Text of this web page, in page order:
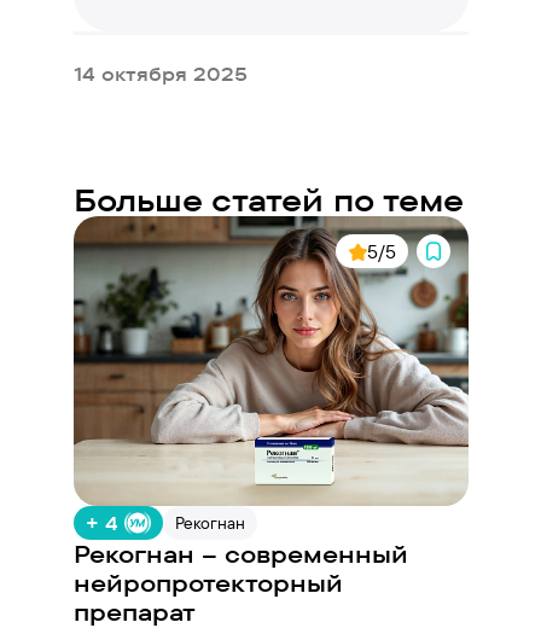
14 октября 2025
Больше статей по теме
5/5
+ 4 Рекогнан
Рекогнан – современный
нейропротекторный
препарат